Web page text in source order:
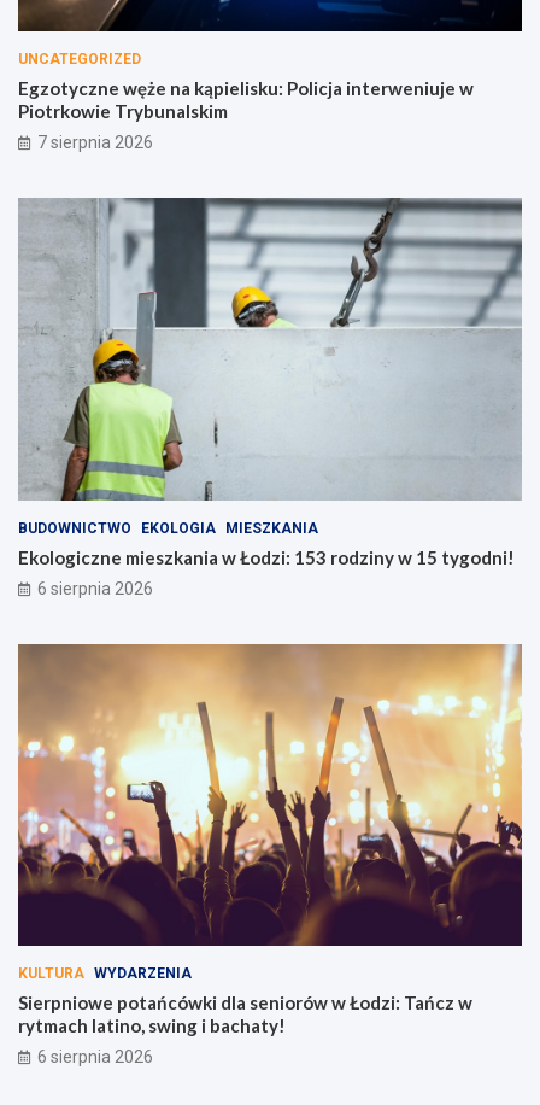
UNCATEGORIZED
Egzotyczne węże na kąpielisku: Policja interweniuje w
Piotrkowie Trybunalskim
7 sierpnia 2026
BUDOWNICTWO EKOLOGIA MIESZKANIA
Ekologiczne mieszkania w Łodzi: 153 rodziny w 15 tygodni!
6 sierpnia 2026
KULTURA WYDARZENIA
Sierpniowe potańcówki dla seniorów w Łodzi: Tańcz w
rytmach latino, swing i bachaty!
6 sierpnia 2026